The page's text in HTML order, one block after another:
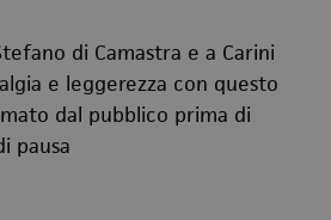
di Camastra e a Carini
e leggerezza con questo
dal pubblico prima di
pausa